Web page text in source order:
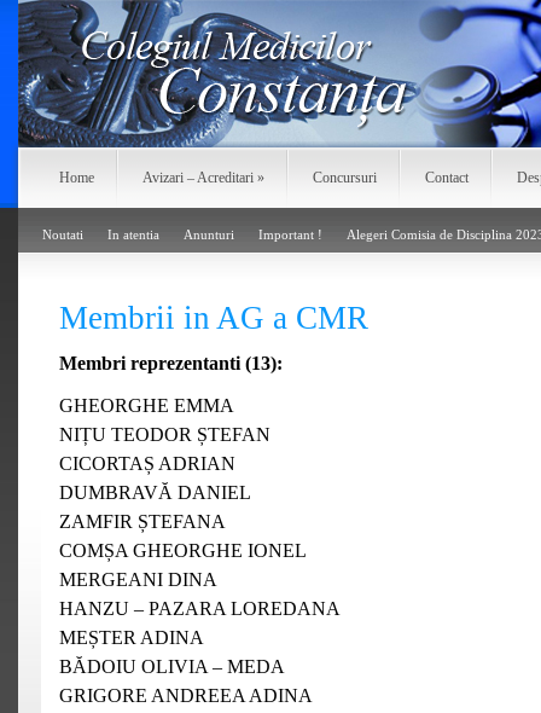
Home Avizari – Acreditari » Concursuri Contact
Noutati In atentia Anunturi Important ! Alegeri Comisia de Disciplina
Membrii in AG a CMR
Membri reprezentanti (13):
GHEORGHE EMMA
NIȚU TEODOR ȘTEFAN
CICORTAȘ ADRIAN
DUMBRAVĂ DANIEL
ZAMFIR ȘTEFANA
COMȘA GHEORGHE IONEL
MERGEANI DINA
HANZU – PAZARA LOREDANA
MEȘTER ADINA
BĂDOIU OLIVIA – MEDA
GRIGORE ANDREEA ADINA